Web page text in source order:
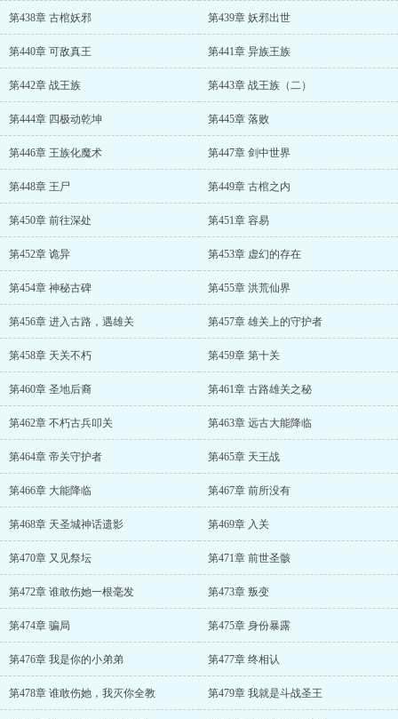
第438章 古棺妖邪 第439章 妖邪出世
第440章 可敌真王 第441章 异族王族
第442章 战王族 第443章 战王族（二）
第444章 四极动乾坤 第445章 落败
第446章 王族化魔术 第447章 剑中世界
第448章 王尸 第449章 古棺之内
第450章 前往深处 第451章 容易
第452章 诡异 第453章 虚幻的存在
第454章 神秘古碑 第455章 洪荒仙界
第456章 进入古路，遇雄关 第457章 雄关上的守护者
第458章 天关不朽 第459章 第十关
第460章 圣地后裔 第461章 古路雄关之秘
第462章 不朽古兵叩关 第463章 远古大能降临
第464章 帝关守护者 第465章 天王战
第466章 大能降临 第467章 前所没有
第468章 天圣城神话遗影 第469章 入关
第470章 又见祭坛 第471章 前世圣骸
第472章 谁敢伤她一根毫发 第473章 叛变
第474章 骗局 第475章 身份暴露
第476章 我是你的小弟弟 第477章 终相认
第478章 谁敢伤她，我灭你全教 第479章 我就是斗战圣王